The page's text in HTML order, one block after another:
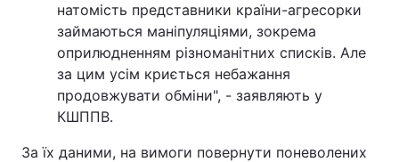
Контакти
Послуги
натомість представники країни-агресорки
займаються маніпуляціями, зокрема
оприлюдненням різноманітних списків. Але
за цим усім криється небажання
продовжувати обміни", - заявляють у
КШППВ.
За їх даними, на вимоги повернути поневолених